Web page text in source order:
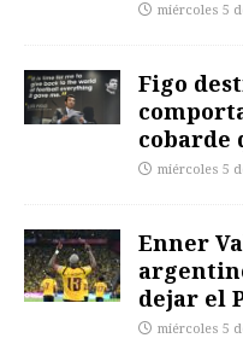
miércoles 5
Figo
cobarde
miércoles 5
Enner
dejar el
miércoles 5